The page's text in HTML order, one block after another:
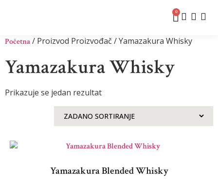
0
Početna/ Proizvod Proizvođač / Yamazakura Whisky
Yamazakura Whisky
Prikazuje se jedan rezultat
Yamazakura Blended Whisky